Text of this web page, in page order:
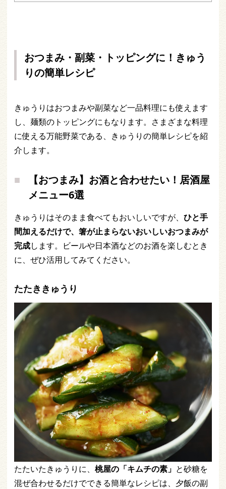
おつまみ・副菜・トッピングに！きゅう
りの簡単レシピ
きゅうりはおつまみや副菜など一品料理にも使えます
し、麺類のトッピングにもなります。さまざまな料理
に使える万能野菜である、きゅうりの簡単レシピを紹
介します。
【おつまみ】お酒と合わせたい！居酒屋
メニュー6選
きゅうりはそのまま食べてもおいしいですが、 ひと手
間加えるだけで、箸が止まらないおいしいおつまみが
完成します。ビールや日本酒などのお酒を楽しむとき
に、ぜひ活用してみてください。
たたききゅうり
たたいたきゅうりに、 桃屋の「キムチの素」 と砂糖を
混ぜ合わせるだけでできる簡単なレシピは、夕飯の副